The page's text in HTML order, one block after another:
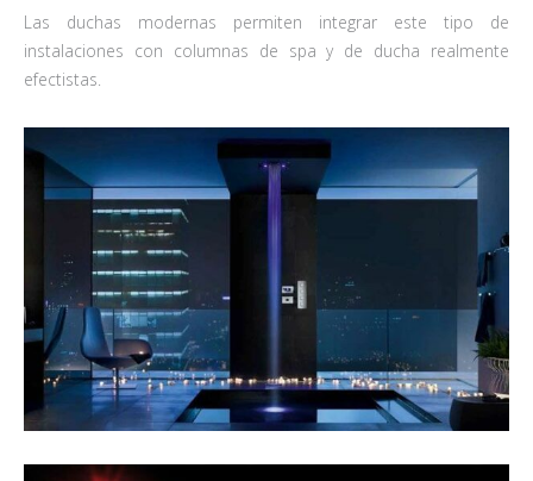
Las duchas modernas permiten integrar este tipo de
instalaciones con columnas de spa y de ducha realmente
efectistas.